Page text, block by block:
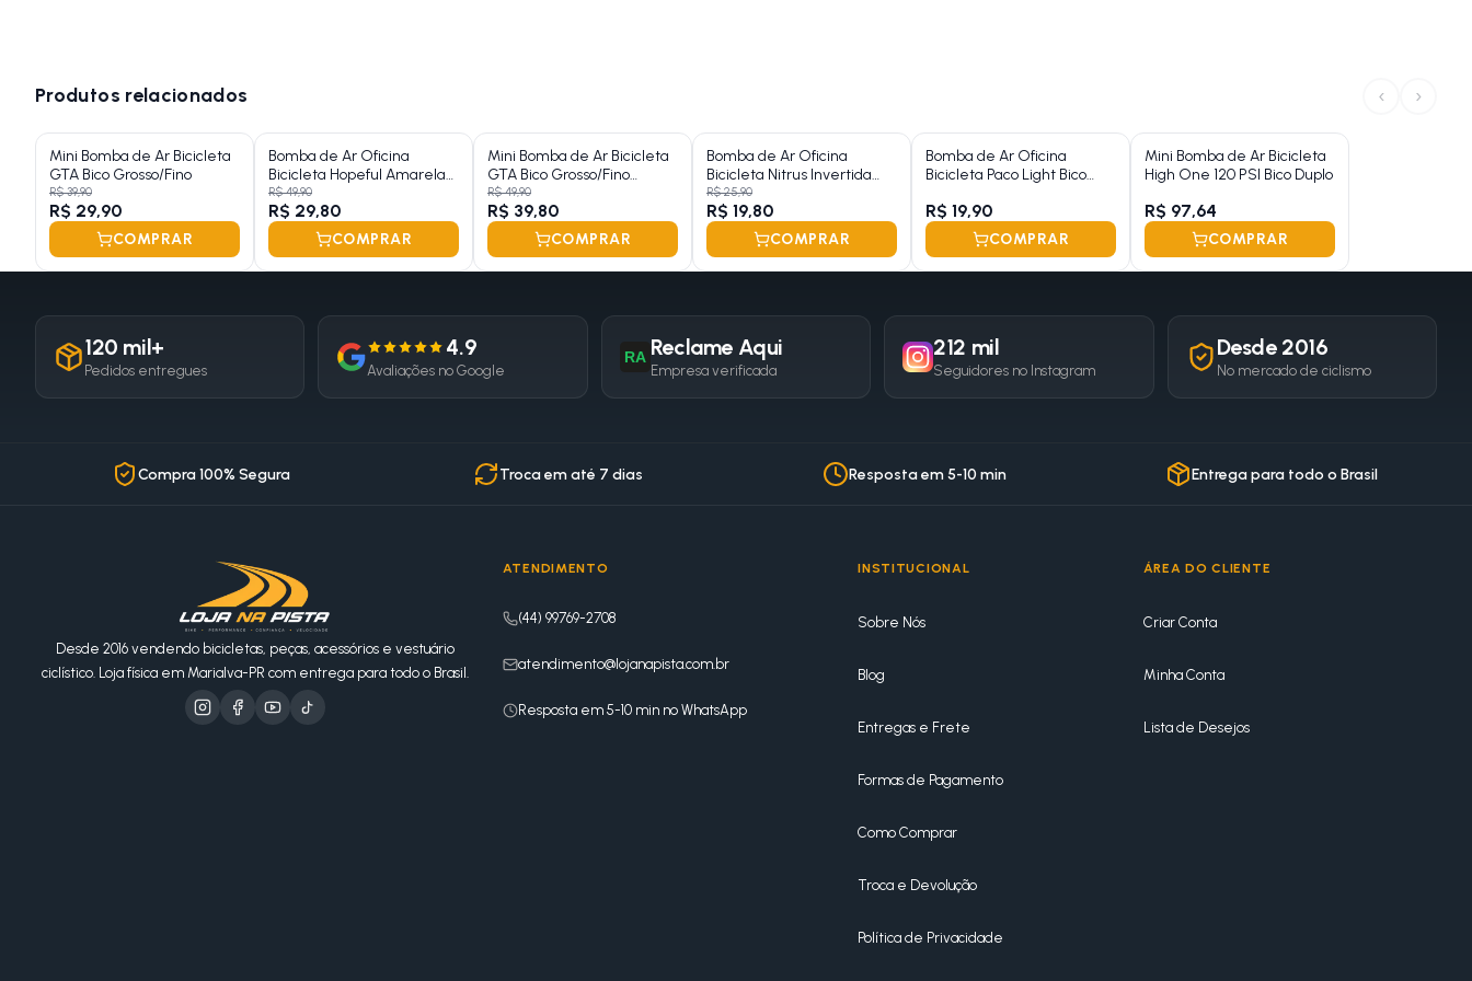
Produtos relacionados ‹ ›
Mini Bomba de Ar Bicicleta
GTA Bico Grosso/Fino
R$ 39,90
R$ 29,90
COMPRAR
Bomba de Ar Oficina
Bicicleta Hopeful Amarela
30x600
R$ 49,90
R$ 29,80
COMPRAR
Mini Bomba de Ar Bicicleta
GTA Bico Grosso/Fino
Bidirecional
R$ 49,90
R$ 39,80
COMPRAR
Bomba de Ar Oficina
Bicicleta Nitrus Invertida
Bico Duplo
R$ 25,90
R$ 19,80
COMPRAR
Bomba de Ar Oficina
Bicicleta Paco Light Bico
R$ 19,90
COMPRAR
Mini Bomba de Ar Bicicleta
High One 120 PSI Bico Duplo
R$ 97,64
COMPRAR
120 mil+
Pedidos entregues
4.9
Avaliações no Google
RA Reclame Aqui
Empresa verificada
212 mil
Seguidores no Instagram
Desde 2016
No mercado de ciclismo
Compra 100% Segura Troca em até 7 dias Resposta em 5-10 min Entrega para todo o Brasil
Desde 2016 vendendo bicicletas, peças, acessórios e vestuário
ciclístico. Loja física em Marialva-PR com entrega para todo o Brasil.
ATENDIMENTO
(44) 99769-2708
atendimento@lojanapista.com.br
Resposta em 5-10 min no WhatsApp
INSTITUCIONAL
Sobre Nós
Blog
Entregas e Frete
Formas de Pagamento
Como Comprar
Troca e Devolução
Política de Privacidade
ÁREA DO CLIENTE
Criar Conta
Minha Conta
Lista de Desejos